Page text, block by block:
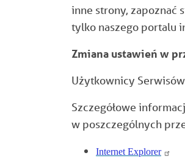
inne strony, zapoznać
tylko naszego portalu
Zmiana ustawień w
Użytkownicy
Szczegółowe
w poszczególnych
Internet Explorer